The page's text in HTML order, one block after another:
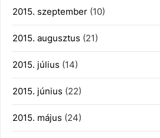
2015. szeptember (10)
2015. augusztus (21)
2015. július (14)
2015. június (22)
2015. május (24)